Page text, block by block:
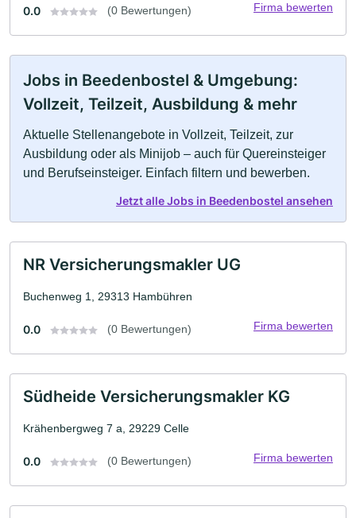
0.0 (0 Bewertungen) Firma bewerten
Jobs in Beedenbostel & Umgebung:
Vollzeit, Teilzeit, Ausbildung & mehr
Aktuelle Stellenangebote in Vollzeit, Teilzeit, zur
Ausbildung oder als Minijob – auch für Quereinsteiger
und Berufseinsteiger. Einfach filtern und bewerben.
Jetzt alle Jobs in Beedenbostel ansehen
NR Versicherungsmakler UG
Buchenweg 1, 29313 Hambühren
0.0 (0 Bewertungen) Firma bewerten
Südheide Versicherungsmakler KG
Krähenbergweg 7 a, 29229 Celle
0.0 (0 Bewertungen) Firma bewerten